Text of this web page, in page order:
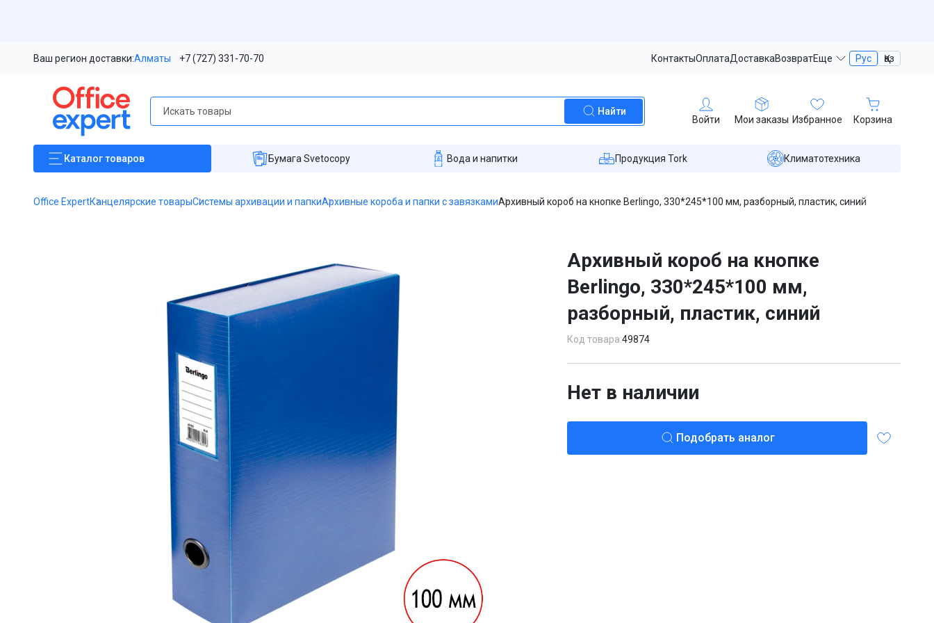
Ваш регион доставки:Алматы +7 (727) 331-70-70 КонтактыОплатаДоставкаВозвратЕще Рус Қаз
Найти
Войти Мои заказы Избранное Корзина
Каталогтоваров Бумага Svetocopy Вода и напитки Продукция Tork Климатотехника
Office ExpertКанцелярские товарыСистемы архивации и папкиАрхивные короба и папки с завязкамиАрхивный короб на кнопке Berlingo, 330*245*100 мм, разборный, пластик, синий
Архивный короб на кнопке
Berlingo, 330*245*100 мм,
разборный, пластик, синий
Код товара:49874
Нет в наличии
Подобрать аналог